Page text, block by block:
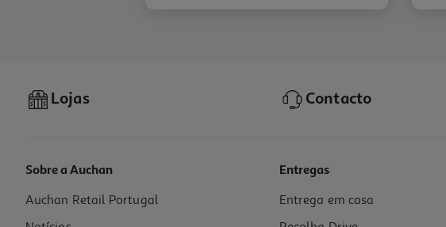
Lojas Contacto
Sobre a Auchan
Auchan Retail Portugal
Entregas
Entrega em casa